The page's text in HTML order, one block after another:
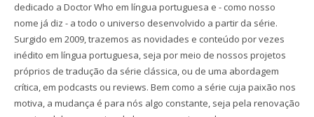
dedicado a Doctor Who em língua portuguesa e - como nosso
nome já diz - a todo o universo desenvolvido a partir da série.
Surgido em 2009, trazemos as novidades e conteúdo por vezes
inédito em língua portuguesa, seja por meio de nossos projetos
próprios de tradução da série clássica, ou de uma abordagem
crítica, em podcasts ou reviews. Bem como a série cuja paixão nos
motiva, a mudança é para nós algo constante, seja pela renovação